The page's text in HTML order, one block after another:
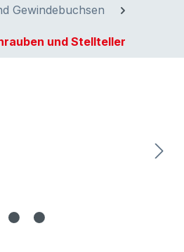
Gewindebuchsen
und Stellteller